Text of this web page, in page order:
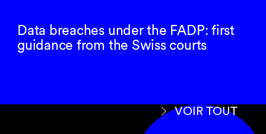
Data breaches under the FADP: first
guidance from the Swiss courts
VOIR TOUT